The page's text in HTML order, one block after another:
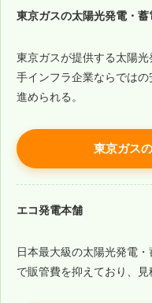
東京ガスの太陽光発電・蓄
東京ガスが提供する太陽
手インフラ企業ならでは
進められる。
東京ガス
エコ発電本舗
日本最大級の太陽光発電
で販管費を抑えており、見